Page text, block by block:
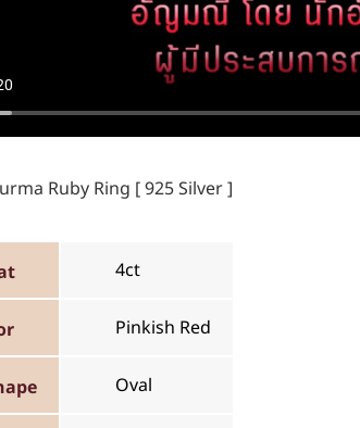
Ruby Ring [ 925 Silver ]
4ct
Pinkish Red
Oval